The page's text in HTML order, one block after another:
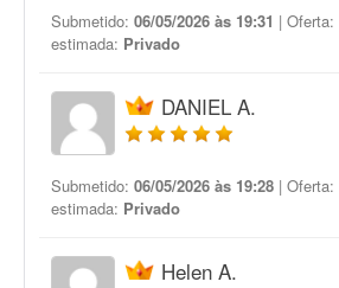
Submetido: 06/05/2026 às 19:31 | Oferta:
estimada: Privado
DANIEL A.
Submetido: 06/05/2026 às 19:28 | Oferta:
estimada: Privado
Helen A.